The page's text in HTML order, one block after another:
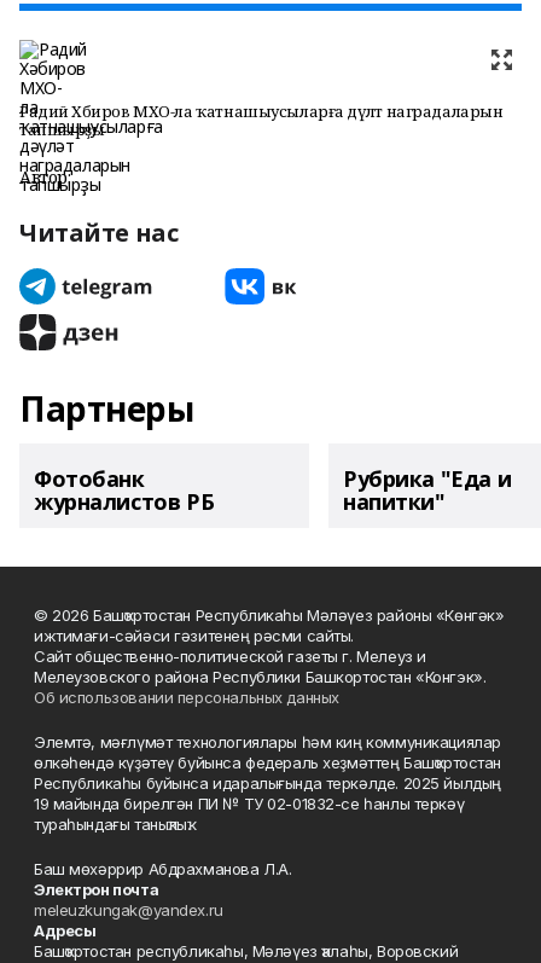
Радий Хәбиров МХО-ла ҡатнашыусыларға дәүләт наградаларын
тапшырҙы
Автор:
Читайте нас
Партнеры
Фотобанк
журналистов РБ
Рубрика "Еда и
напитки"
© 2026 Башҡортостан Республикаһы Мәләүез районы «Көнгәк»
ижтимағи-сәйәси гәзитенең рәсми сайты.
Сайт общественно-политической газеты г. Мелеуз и
Мелеузовского района Республики Башкортостан «Конгэк».
Об использовании персональных данных
Элемтә, мәғлүмәт технологиялары һәм киң коммуникациялар
өлкәһендә күҙәтеү буйынса федераль хеҙмәттең Башҡортостан
Республикаһы буйынса идаралығында теркәлде. 2025 йылдың
19 майында бирелгән ПИ № ТУ 02-01832-се һанлы теркәү
тураһындағы таныҡлыҡ.
Баш мөхәррир Абдрахманова Л.А.
Электрон почта
meleuzkungak@yandex.ru
Адресы
Башҡортостан республикаһы, Мәләүез ҡалаһы, Воровский